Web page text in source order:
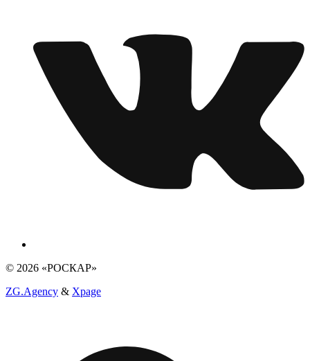
© 2026 «РОСКАР»
ZG.Agency & Xpage